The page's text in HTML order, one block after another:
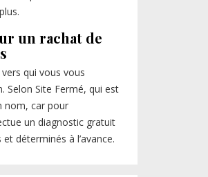
un rachat de
qui vous vous
Selon Site Fermé, qui est
nom, car pour
un diagnostic gratuit
déterminés à l’avance.